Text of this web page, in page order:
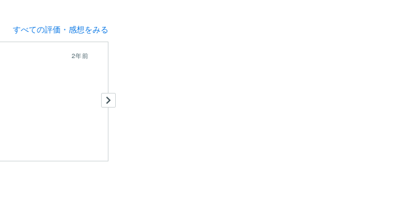
すべての評価・感想をみる
2年前